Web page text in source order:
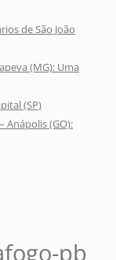
de São João
(MG): Uma
(SP)
Anápolis (GO):
pb